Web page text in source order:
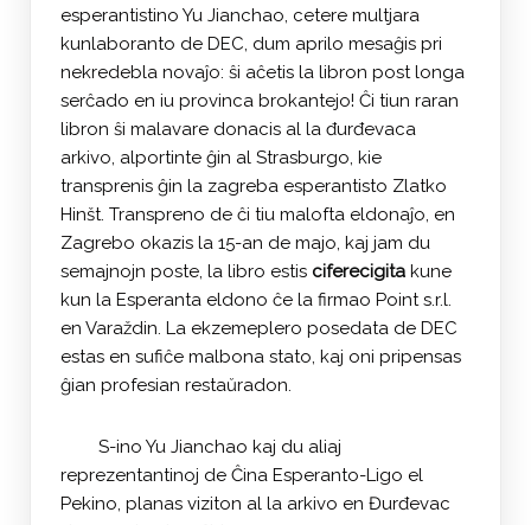
esperantistino Yu Jianchao, cetere multjara
kunlaboranto de DEC, dum aprilo mesaĝis pri
nekredebla novaĵo: ŝi aĉetis la libron post longa
serĉado en iu provinca brokantejo! Ĉi tiun raran
libron ŝi malavare donacis al la đurđevaca
arkivo, alportinte ĝin al Strasburgo, kie
transprenis ĝin la zagreba esperantisto Zlatko
Hinšt. Transpreno de ĉi tiu malofta eldonaĵo, en
Zagrebo okazis la 15-an de majo, kaj jam du
semajnojn poste, la libro estis ciferecigita kune
kun la Esperanta eldono ĉe la firmao Point s.r.l.
en Varaždin. La ekzemeplero posedata de DEC
estas en sufiĉe malbona stato, kaj oni pripensas
ĝian profesian restaŭradon.
S-ino Yu Jianchao kaj du aliaj
reprezentantinoj de Ĉina Esperanto-Ligo el
Pekino, planas viziton al la arkivo en Đurđevac